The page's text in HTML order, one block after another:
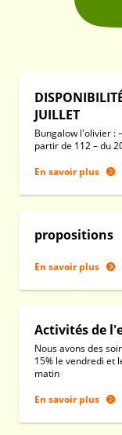
JUILLET
Bungalow l'olivier :
partir de 112 – du
En savoir plus
propositions
En savoir plus
Activités de
Nous avons des
15% le vendredi et
matin
En savoir plus